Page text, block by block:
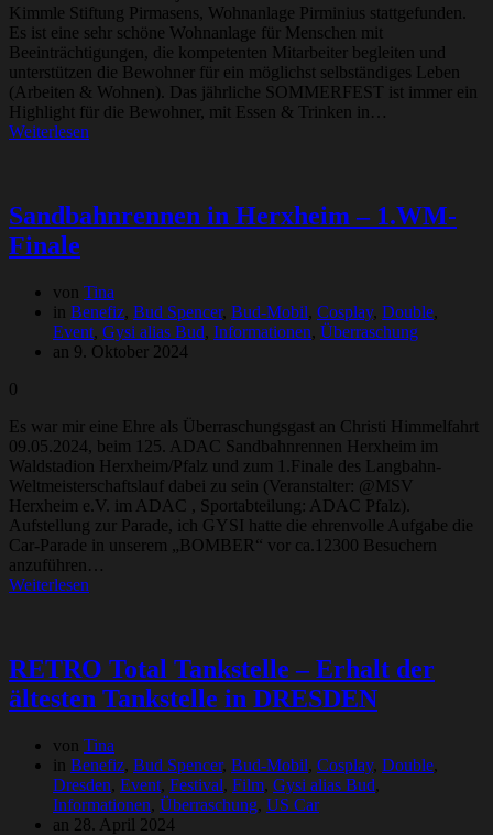
Kimmle Stiftung Pirmasens, Wohnanlage Pirminius stattgefunden.
Es ist eine sehr schöne Wohnanlage für Menschen mit
Beeinträchtigungen, die kompetenten Mitarbeiter begleiten und
unterstützen die Bewohner für ein möglichst selbständiges Leben
(Arbeiten & Wohnen). Das jährliche SOMMERFEST ist immer ein
Highlight für die Bewohner, mit Essen & Trinken in…
Weiterlesen
Sandbahnrennen in Herxheim – 1.WM-
Finale
von Tina
in Benefiz, Bud Spencer, Bud-Mobil, Cosplay, Double,
Event, Gysi alias Bud, Informationen, Überraschung
an 9. Oktober 2024
0
Es war mir eine Ehre als Überraschungsgast an Christi Himmelfahrt
09.05.2024, beim 125. ADAC Sandbahnrennen Herxheim im
Waldstadion Herxheim/Pfalz und zum 1.Finale des Langbahn-
Weltmeisterschaftslauf dabei zu sein (Veranstalter: @MSV
Herxheim e.V. im ADAC , Sportabteilung: ADAC Pfalz).
Aufstellung zur Parade, ich GYSI hatte die ehrenvolle Aufgabe die
Car-Parade in unserem „BOMBER“ vor ca.12300 Besuchern
anzuführen…
Weiterlesen
RETRO Total Tankstelle – Erhalt der
ältesten Tankstelle in DRESDEN
von Tina
in Benefiz, Bud Spencer, Bud-Mobil, Cosplay, Double,
Dresden, Event, Festival, Film, Gysi alias Bud,
Informationen, Überraschung, US Car
an 28. April 2024